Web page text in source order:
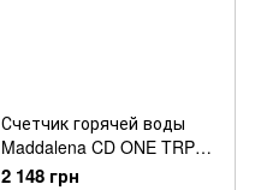
Счетчик горячей воды
Maddalena CD ONE TRP
DN15
2 148 грн